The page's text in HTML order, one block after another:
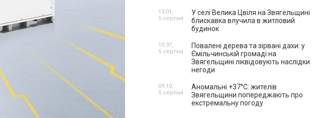
У селі Велика Цвіля на Звягельщині
блискавка влучила в житловий
будинок
13:01,
5 серпня
Повалені дерева та зірвані дахи: у
Ємільчинській громаді на
Звягельщині ліквідовують наслідки
негоди
10:37,
5 серпня
Аномальні +37°C: жителів
Звягельщини попереджають про
екстремальну погоду
09:10,
5 серпня